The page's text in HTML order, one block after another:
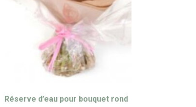
Réserve d’eau pour bouquet rond